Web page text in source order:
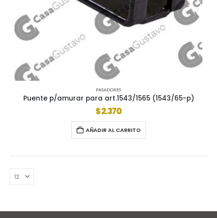
PASADORES
Puente p/amurar para art.1543/1565 (1543/65-p)
$2.370
AÑADIR AL CARRITO